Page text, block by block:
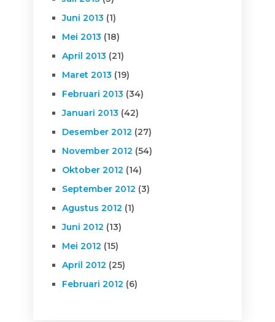
Juni 2013 (1)
Mei 2013 (18)
April 2013 (21)
Maret 2013 (19)
Februari 2013 (34)
Januari 2013 (42)
Desember 2012 (27)
November 2012 (54)
Oktober 2012 (14)
September 2012 (3)
Agustus 2012 (1)
Juni 2012 (13)
Mei 2012 (15)
April 2012 (25)
Februari 2012 (6)